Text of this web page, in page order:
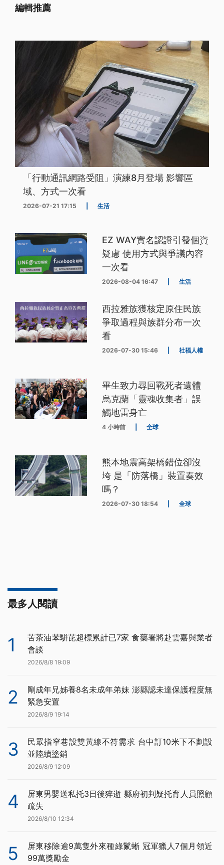
編輯推薦
「行動通訊網路受阻」演練8月登場 影響區
域、方式一次看
2026-07-21 17:15 生活
EZ WAY實名認證引發個資
疑慮 使用方式與爭議內容
一次看
2026-08-04 16:47 生活
西拉雅族獲核定原住民族
爭取過程與族群分布一次
看
2026-07-30 15:46 社福人權
畢生致力尋回戰死者遺體
烏克蘭「靈魂收集者」誤
觸地雷身亡
4 小時前 全球
熊本地震高架橋錯位卻沒
垮 是「防落橋」裝置奏效
嗎？
2026-07-30 18:54 全球
最多人閱讀
1
苦茶油苯駢芘超標累計已7家 食藥署將赴雲嘉與業者
會談
2026/8/8 19:09
2
剛成年兄姊養8名未成年弟妹 澎縣認未達保護程度無
緊急安置
2026/8/9 19:14
3
民眾指窄巷設雙黃線不符需求 台中訂10米下不劃設
並陸續塗銷
2026/8/9 12:09
4
屏東男嬰送私托3日後猝逝 縣府初判疑托育人員照顧
疏失
2026/8/10 12:34
5
屏東移除逾9萬隻外來種綠鬣蜥 冠軍獵人7個月領近
99萬獎勵金